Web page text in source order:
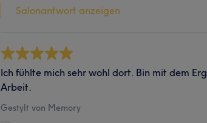
Salonantwort anzeigen
Ich fühlte mich sehr wohl dort. Bin mit dem
Arbeit.
Gestylt von Memory